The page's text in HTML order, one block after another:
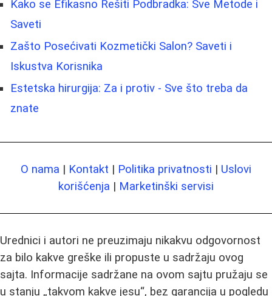
Kako se Efikasno Rešiti Podbradka: Sve Metode i
Saveti
Zašto Posećivati Kozmetički Salon? Saveti i
Iskustva Korisnika
Estetska hirurgija: Za i protiv - Sve što treba da
znate
O nama | Kontakt | Politika privatnosti | Uslovi
korišćenja | Marketinški servisi
Urednici i autori ne preuzimaju nikakvu odgovornost
za bilo kakve greške ili propuste u sadržaju ovog
sajta. Informacije sadržane na ovom sajtu pružaju se
u stanju „takvom kakve jesu“, bez garancija u pogledu